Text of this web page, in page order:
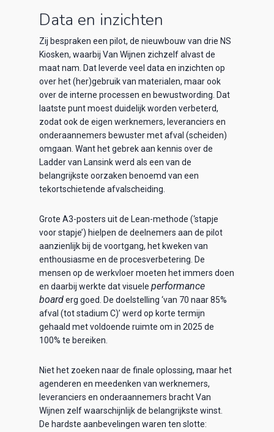
Data en inzichten
Zij bespraken een pilot, de nieuwbouw van drie NS
Kiosken, waarbij Van Wijnen zichzelf alvast de
maat nam. Dat leverde veel data en inzichten op
over het (her)gebruik van materialen, maar ook
over de interne processen en bewustwording. Dat
laatste punt moest duidelijk worden verbeterd,
zodat ook de eigen werknemers, leveranciers en
onderaannemers bewuster met afval (scheiden)
omgaan. Want het gebrek aan kennis over de
Ladder van Lansink werd als een van de
belangrijkste oorzaken benoemd van een
tekortschietende afvalscheiding.
Grote A3-posters uit de Lean-methode (‘stapje
voor stapje’) hielpen de deelnemers aan de pilot
aanzienlijk bij de voortgang, het kweken van
enthousiasme en de procesverbetering. De
mensen op de werkvloer moeten het immers doen
en daarbij werkte dat visueleperformance
boarderg goed. De doelstelling ‘van 70 naar 85%
afval (tot stadium C)’ werd op korte termijn
gehaald met voldoende ruimte om in 2025 de
100% te bereiken.
Niet het zoeken naar de finale oplossing, maar het
agenderen en meedenken van werknemers,
leveranciers en onderaannemers bracht Van
Wijnen zelf waarschijnlijk de belangrijkste winst.
De hardste aanbevelingen waren ten slotte: